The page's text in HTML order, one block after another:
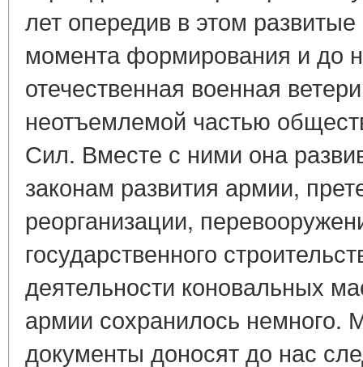
лет опередив в этом
момента формирования и до
отече­ственная военная
неотъемлемой частью
Сил. Вместе с ними она
законам раз­вития армии,
реорганизации,
государственного
деятельности коновальных
армии сохранилось немного.
документы доносят до нас